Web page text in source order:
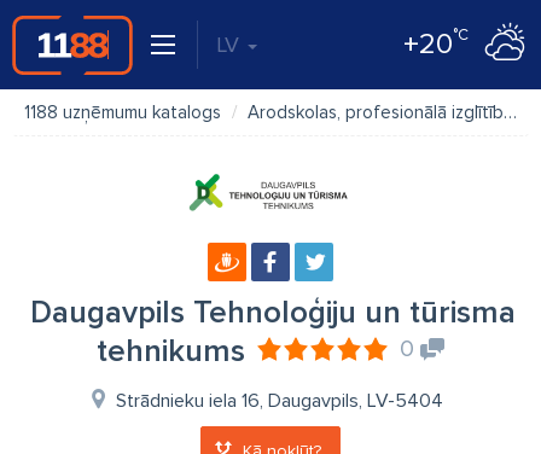
LV +20°C
1188 uzņēmumu katalogs Arodskolas, profesionālā izglītība
Daugavpils Tehnoloģiju un tūrisma
tehnikums
0
Strādnieku iela 16, Daugavpils, LV-5404